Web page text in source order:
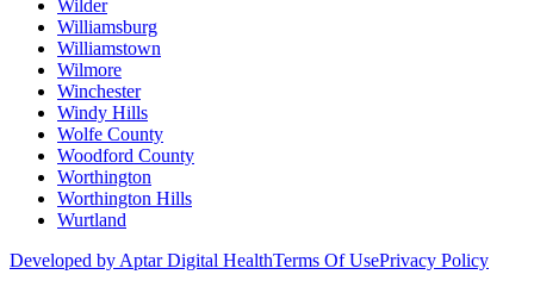
Wilder
Williamsburg
Williamstown
Wilmore
Winchester
Windy Hills
Wolfe County
Woodford County
Worthington
Worthington Hills
Wurtland
Developed by Aptar Digital HealthTerms Of UsePrivacy Policy